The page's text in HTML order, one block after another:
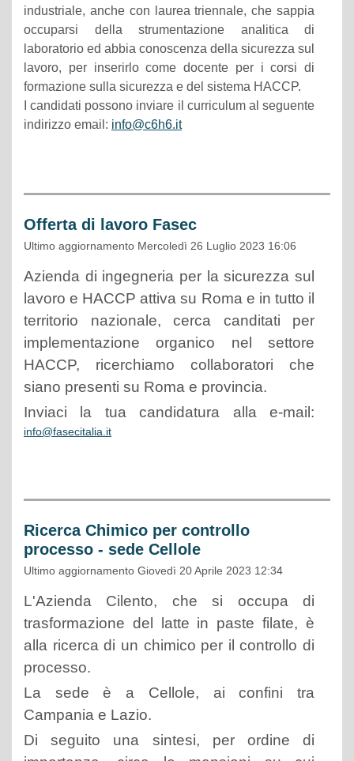
industriale, anche con laurea triennale, che sappia
occuparsi della strumentazione analitica di
laboratorio ed abbia conoscenza della sicurezza sul
lavoro, per inserirlo come docente per i corsi di
formazione sulla sicurezza e del sistema HACCP.
I candidati possono inviare il curriculum al seguente
indirizzo email: info@c6h6.it
Offerta di lavoro Fasec
Ultimo aggiornamento Mercoledì 26 Luglio 2023 16:06
Azienda di ingegneria per la sicurezza sul
lavoro e HACCP attiva su Roma e in tutto il
territorio nazionale, cerca canditati per
implementazione organico nel settore
HACCP, ricerchiamo collaboratori che
siano presenti su Roma e provincia.
Inviaci la tua candidatura alla e-mail:
info@fasecitalia.it
Ricerca Chimico per controllo
processo - sede Cellole
Ultimo aggiornamento Giovedì 20 Aprile 2023 12:34
L'Azienda Cilento, che si occupa di
trasformazione del latte in paste filate, è
alla ricerca di un chimico per il controllo di
processo.
La sede è a Cellole, ai confini tra
Campania e Lazio.
Di seguito una sintesi, per ordine di